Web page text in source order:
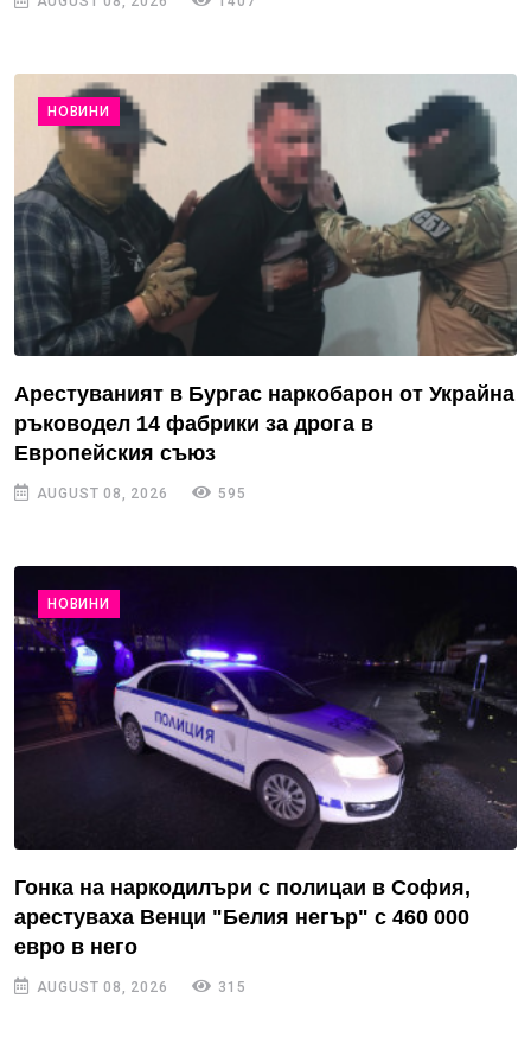
НОВИНИ
Арестуваният в Бургас наркобарон от Украйна
ръководел 14 фабрики за дрога в
Европейския съюз
AUGUST 08, 2026 595
НОВИНИ
Гонка на наркодилъри с полицаи в София,
арестуваха Венци "Белия негър" с 460 000
евро в него
AUGUST 08, 2026 315